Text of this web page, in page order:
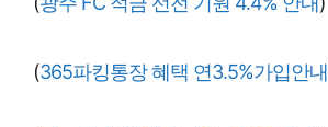
(365파킹통장 혜택 연3.5%가입안내